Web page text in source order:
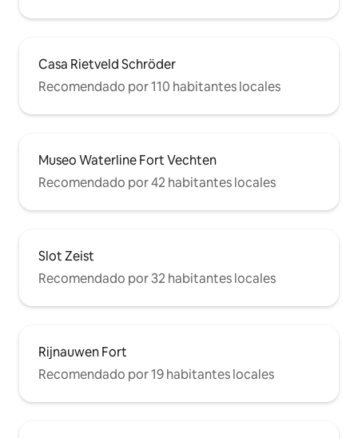
Casa Rietveld Schröder
Recomendado por 110 habitantes locales
Museo Waterline Fort Vechten
Recomendado por 42 habitantes locales
Slot Zeist
Recomendado por 32 habitantes locales
Rijnauwen Fort
Recomendado por 19 habitantes locales